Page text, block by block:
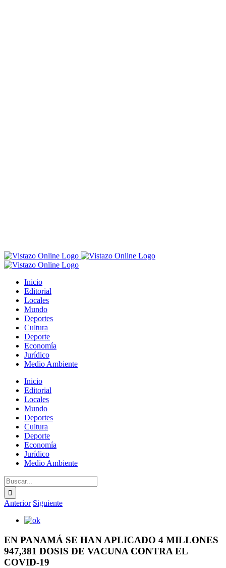
Inicio
Editorial
Locales
Mundo
Deportes
Cultura
Deporte
Economía
Jurídico
Medio Ambiente
Inicio
Editorial
Locales
Mundo
Deportes
Cultura
Deporte
Economía
Jurídico
Medio Ambiente
Buscar:
Anterior Siguiente
Ver
más
grande
EN PANAMÁ SE HAN APLICADO 4 MILLONES
947,381 DOSIS DE VACUNA CONTRA EL
COVID-19